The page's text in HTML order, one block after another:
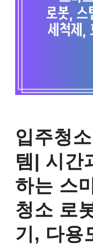
입주청
템| 시간
하는 스
청소 로
기, 다용